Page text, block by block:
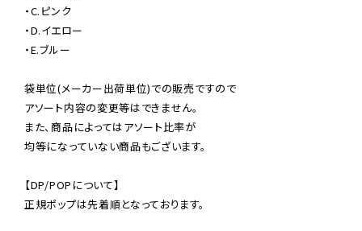
・C.ピンク
・D.イエロー
・E.ブルー
袋単位(メーカー出荷単位)での販売ですので
アソート内容の変更等はできません。
また、商品によってはアソート比率が
均等になっていない商品もございます。
【DP/POPについて】
正規ポップは先着順となっております。